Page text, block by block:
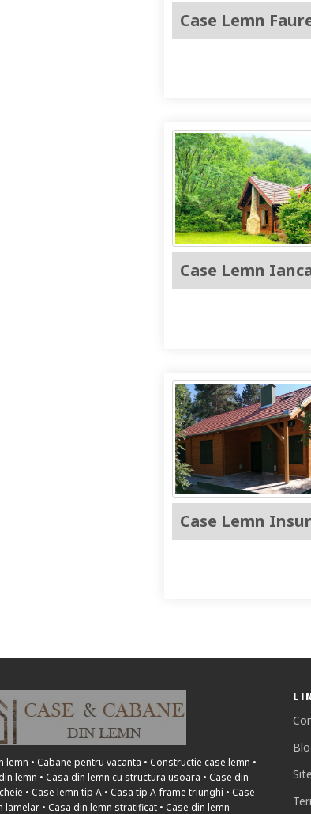
Case Lemn
Case Lemn
Case Lemn
lemn • Cabane pentru vacanta • Constructie case lemn •
lemn • Casa din lemn cu structura usoara • Case din
• Case lemn tip A • Casa tip A-frame triunghi • Case
lamelar • Casa din lemn stratificat • Case din lemn